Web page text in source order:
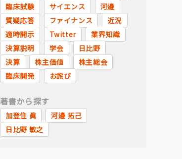
臨床試験
サイエンス
河邊
質疑応答
ファイナンス
近況
適時開示
Twitter
業界知識
決算説明
学会
日比野
決算
株主価値
株主総会
臨床開発
お詫び
著書から探す
加登住 眞
河邊 拓己
日比野 敏之